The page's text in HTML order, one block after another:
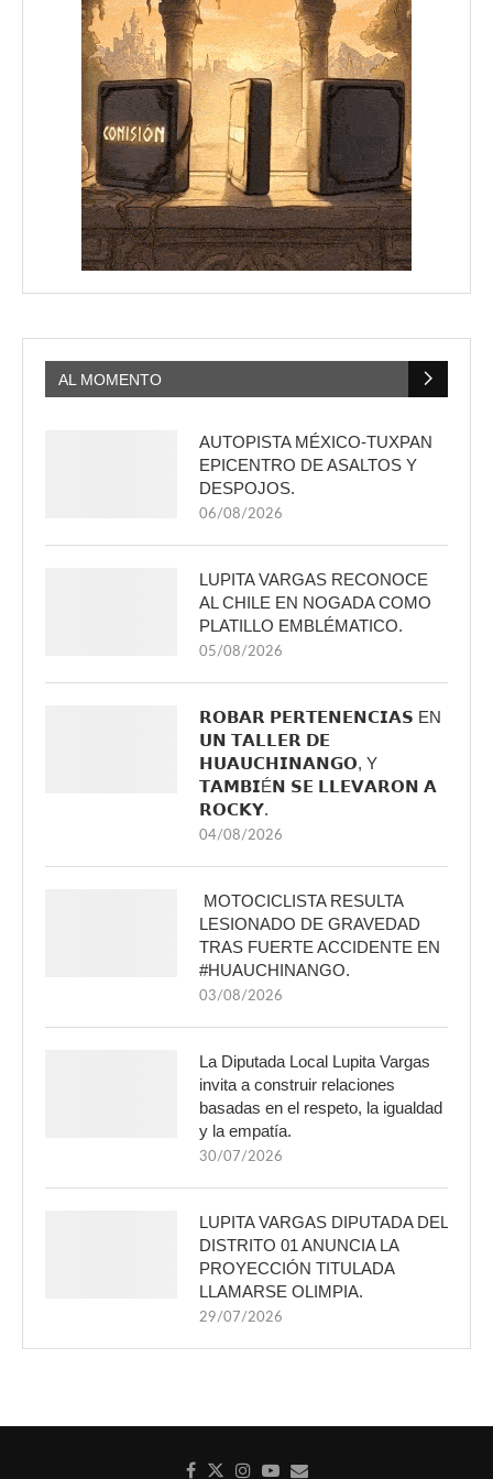
AL MOMENTO
AUTOPISTA MÉXICO-TUXPAN
EPICENTRO DE ASALTOS Y
DESPOJOS.
06/08/2026
LUPITA VARGAS RECONOCE
AL CHILE EN NOGADA COMO
PLATILLO EMBLÉMATICO.
05/08/2026
𝗥𝗢𝗕𝗔𝗥 𝗣𝗘𝗥𝗧𝗘𝗡𝗘𝗡𝗖𝗜𝗔𝗦 EN
𝗨𝗡 𝗧𝗔𝗟𝗟𝗘𝗥 𝗗𝗘
𝗛𝗨𝗔𝗨𝗖𝗛𝗜𝗡𝗔𝗡𝗚𝗢, Y
𝗧𝗔𝗠𝗕𝗜É𝗡 𝗦𝗘 𝗟𝗟𝗘𝗩𝗔𝗥𝗢𝗡 𝗔
𝗥𝗢𝗖𝗞𝗬.
04/08/2026
MOTOCICLISTA RESULTA
LESIONADO DE GRAVEDAD
TRAS FUERTE ACCIDENTE EN
#HUAUCHINANGO.
03/08/2026
La Diputada Local Lupita Vargas
invita a construir relaciones
basadas en el respeto, la igualdad
y la empatía.
30/07/2026
LUPITA VARGAS DIPUTADA DEL
DISTRITO 01 ANUNCIA LA
PROYECCIÓN TITULADA
LLAMARSE OLIMPIA.
29/07/2026